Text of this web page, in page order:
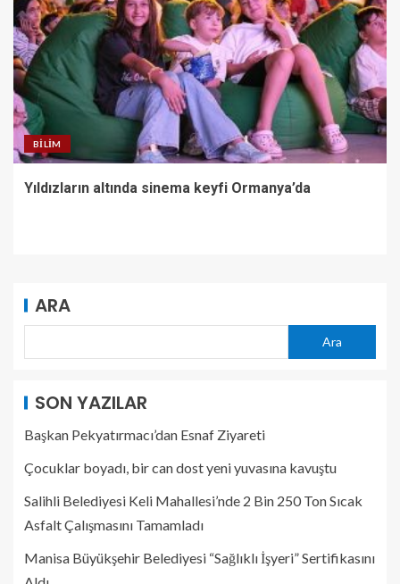
BILIM
Yıldızların altında sinema keyfi Ormanya’da
ARA
Ara
SON YAZILAR
Başkan Pekyatırmacı’dan Esnaf Ziyareti
Çocuklar boyadı, bir can dost yeni yuvasına kavuştu
Salihli Belediyesi Keli Mahallesi’nde 2 Bin 250 Ton Sıcak
Asfalt Çalışmasını Tamamladı
Manisa Büyükşehir Belediyesi “Sağlıklı İşyeri” Sertifikasını